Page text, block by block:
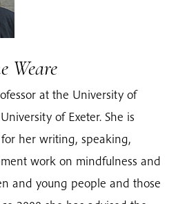
Weare
at the University of
of Exeter. She is
her writing, speaking,
work on mindfulness and
and young people and those